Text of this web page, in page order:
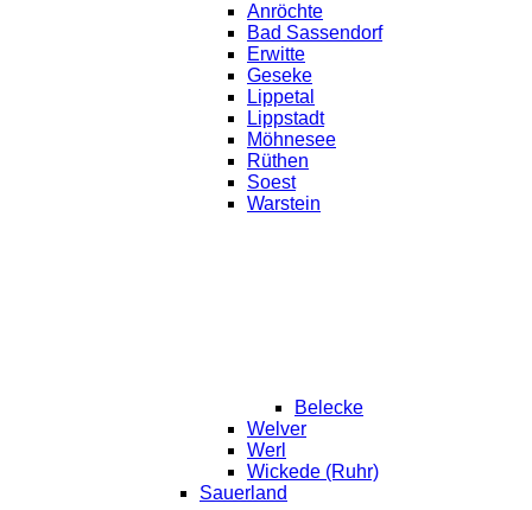
Anröchte
Bad Sassendorf
Erwitte
Geseke
Lippetal
Lippstadt
Möhnesee
Rüthen
Soest
Warstein
Belecke
Welver
Werl
Wickede (Ruhr)
Sauerland